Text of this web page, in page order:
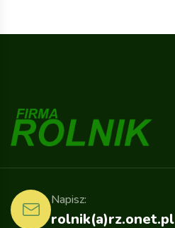
rolnik(a)rz.onet.pl
Napisz: